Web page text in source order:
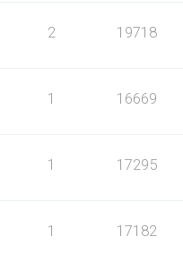
2 19718
1 16669
1 17295
1 17182